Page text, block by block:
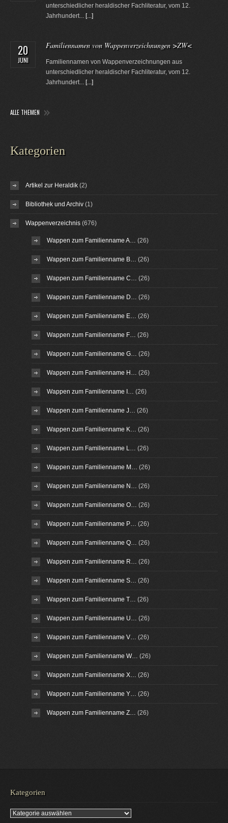
unterschiedlicher heraldischer Fachliteratur, vom 12.
Jahrhundert... [...]
20
JUNI
Familiennamen von Wappenverzeichnungen >ZW<
Familiennamen von Wappenverzeichnungen aus
unterschiedlicher heraldischer Fachliteratur, vom 12.
Jahrhundert... [...]
ALLE THEMEN
Kategorien
Artikel zur Heraldik (2)
Bibliothek und Archiv (1)
Wappenverzeichnis (676)
Wappen zum Familienname A… (26)
Wappen zum Familienname B… (26)
Wappen zum Familienname C… (26)
Wappen zum Familienname D… (26)
Wappen zum Familienname E… (26)
Wappen zum Familienname F… (26)
Wappen zum Familienname G… (26)
Wappen zum Familienname H… (26)
Wappen zum Familienname I… (26)
Wappen zum Familienname J… (26)
Wappen zum Familienname K… (26)
Wappen zum Familienname L… (26)
Wappen zum Familienname M… (26)
Wappen zum Familienname N… (26)
Wappen zum Familienname O… (26)
Wappen zum Familienname P… (26)
Wappen zum Familienname Q… (26)
Wappen zum Familienname R… (26)
Wappen zum Familienname S… (26)
Wappen zum Familienname T… (26)
Wappen zum Familienname U… (26)
Wappen zum Familienname V… (26)
Wappen zum Familienname W… (26)
Wappen zum Familienname X… (26)
Wappen zum Familienname Y… (26)
Wappen zum Familienname Z… (26)
Kategorien
Kategorien